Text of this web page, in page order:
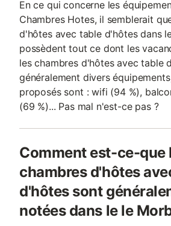
En ce qui concerne les
Chambres Hotes, il semblerait
d'hôtes avec table d'hôtes dans
possèdent tout ce dont les
les chambres d'hôtes avec table
généralement divers
proposés sont : wifi (94 %),
(69 %)... Pas mal n'est-ce pas ?
Comment est-ce-que
chambres d'hôtes
d'hôtes sont
notées dans le le